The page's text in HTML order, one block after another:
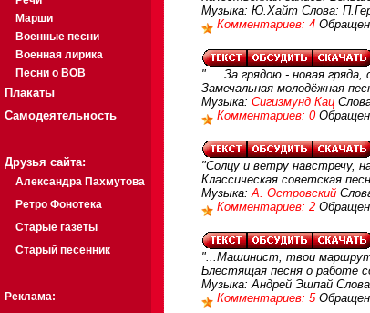
Марши
Военные песни
Военная лирика
Песни о ВОВ
Плакаты
Самодеятельность
Друзья сайта:
Александра Пахмутова
Ретро Фонотека
Старые газеты
Старый песенник
Реклама:
Музыка: Ю.Хайт Слова:
Комментариев: 4
" ... За грядою - новая
Замечальная молодёжная
Музыка: Сигизмунд Кац
Комментариев: 0
"Солцу и ветру навстречу,
Классическая советская
Музыка:А. Островский
Комментариев: 2
"...Машинист, твои
Блестящая песня о работе
Музыка: Андрей Эшпай
Комментариев: 5